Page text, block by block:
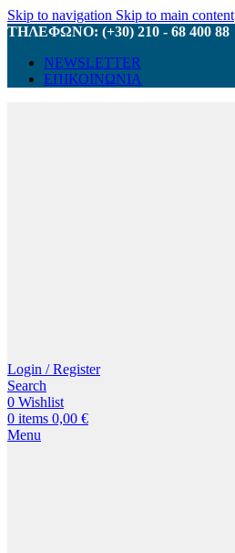
Skip to navigation Skip to main content
ΤΗΛΕΦΩΝΟ: (+30) 210 - 68 400 88
NEWSLETTER
ΕΠΙΚΟΙΝΩΝΙΑ
Login / Register
Search
0 Wishlist
0 items 0,00 €
Menu